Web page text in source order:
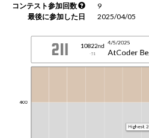
コンテスト参加回数
9
最後に参加した日
2025/04/05